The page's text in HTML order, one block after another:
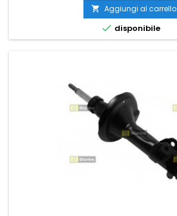
 Aggiungi al carrello
 disponibile